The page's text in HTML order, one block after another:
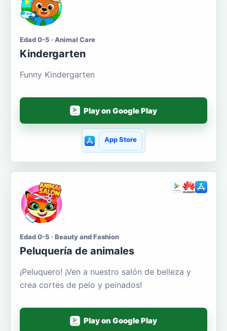
Edad 0-5 · Animal Care
Kindergarten
Funny Kindergarten
Play on Google Play
App Store
Edad 0-5 · Beauty and Fashion
Peluquería de animales
¡Peluquero! ¡Ven a nuestro salón de belleza y
crea cortes de pelo y peinados!
Play on Google Play